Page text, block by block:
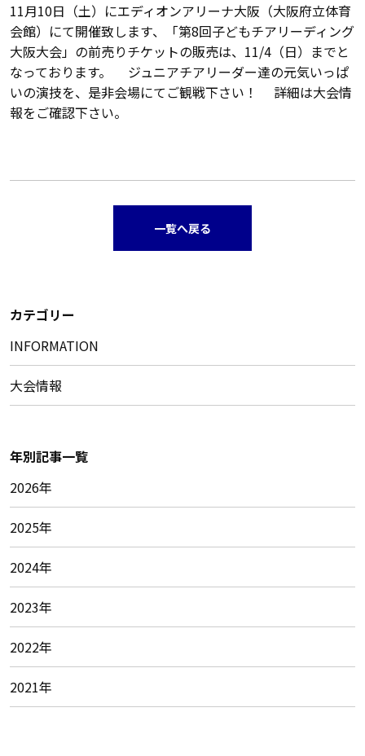
11月10日（土）にエディオンアリーナ大阪（大阪府立体育
会館）にて開催致します、「第8回子どもチアリーディング
大阪大会」の前売りチケットの販売は、11/4（日）までと
なっております。 ジュニアチアリーダー達の元気いっぱ
いの演技を、是非会場にてご観戦下さい！ 詳細は大会情
報をご確認下さい。
一覧へ戻る
カテゴリー
INFORMATION
大会情報
年別記事一覧
2026年
2025年
2024年
2023年
2022年
2021年